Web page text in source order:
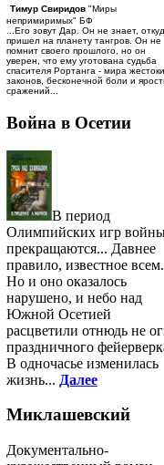
Тимур Свиридов "Миры
непримиримых" БФ
...Его зовут Дар. Он не знает,
пришел на планету тангров. Он не
помнит своего прошлого, но он
уверен, что ему уготована судьба
спасителя Рортанга - мира
законов, бесконечной боли и
сражений...
Война в Осетии
В период
Олимпийских игр
прекращаются... Давнее
правило, известное всем.
Но и оно оказалось
нарушено, и небо над
Южной Осетией
расцветили отнюдь не
праздничного
В одночасье изменилась
жизнь... Далее
Миклашевский
Документально-